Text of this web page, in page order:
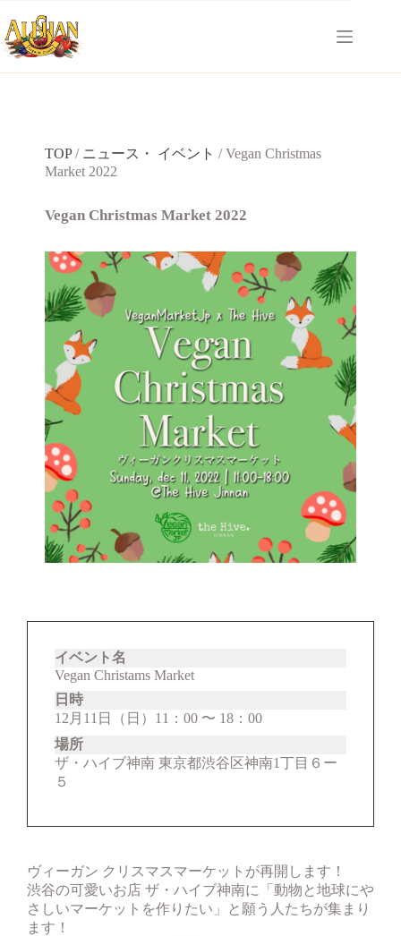
ン
テ
TOP/ ニュース・ イベント /Vegan Christmas
Market 2022
Vegan Christmas Market 2022
イベント名
Vegan Christams Market
日時
12月11日（日）11：00 〜 18：00
場所
ザ・ハイブ神南 東京都渋谷区神南1丁目６ー
５
ヴィーガン クリスマスマーケットが再開します！
渋谷の可愛いお店 ザ・ハイブ神南に「動物と地球にや
さしいマーケットを作りたい」と願う人たちが集まり
ます！